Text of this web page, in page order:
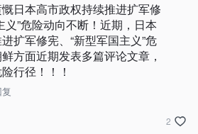
日本高市政权持续推进扩军修
义”危险动向不断！近期，日本
扩军修宪、“新型军国主义”危
方面近期发表多篇评论文章，
行径！！！
2